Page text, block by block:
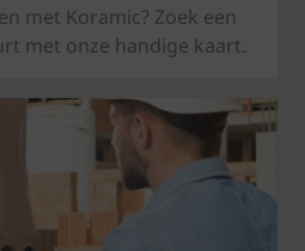
met Koramic? Zoek een
met onze handige kaart.